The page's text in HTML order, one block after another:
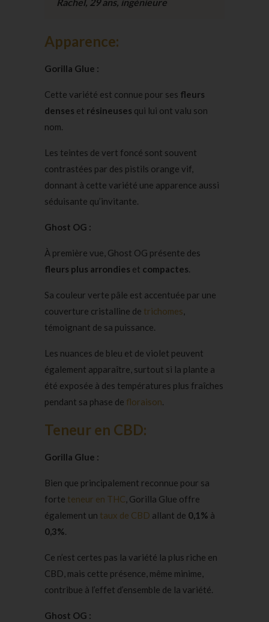
Apparence:
Gorilla Glue :
Cette variété est connue pour ses fleurs
denses et résineuses qui lui ont valu son
nom.
Les teintes de vert foncé sont souvent
contrastées par des pistils orange vif,
donnant à cette variété une apparence aussi
séduisante qu’invitante.
Ghost OG :
À première vue, Ghost OG présente des
fleurs plus arrondies et compactes.
Sa couleur verte pâle est accentuée par une
couverture cristalline de trichomes,
témoignant de sa puissance.
Les nuances de bleu et de violet peuvent
également apparaître, surtout si la plante a
été exposée à des températures plus fraîches
pendant sa phase de floraison.
Teneur en CBD:
Gorilla Glue :
Bien que principalement reconnue pour sa
forte teneur en THC, Gorilla Glue offre
également un taux de CBD allant de 0,1% à
0,3%.
Ce n’est certes pas la variété la plus riche en
CBD, mais cette présence, même minime,
contribue à l’effet d’ensemble de la variété.
Ghost OG :